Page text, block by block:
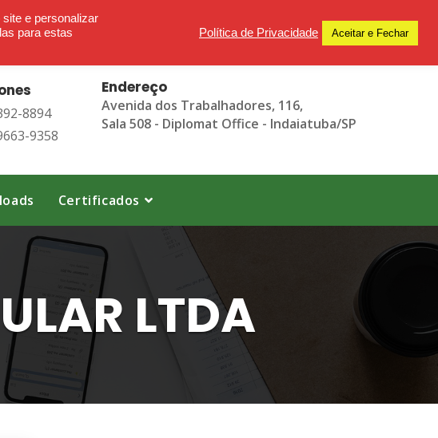
8894
9358
Endereço
Avenida dos Trabalhadores, 116,
Sala 508 - Diplomat Office - Indaiatuba/SP
Certificados
LTDA
e personalizar
para estas
Política de Privacidade Aceitar e Fechar